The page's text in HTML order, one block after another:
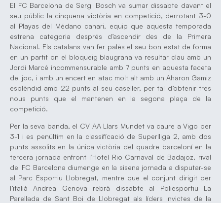
El FC Barcelona de Sergi Bosch va sumar dissabte davant el
seu públic la cinquena victòria en competició, derrotant 3-0
al Playas del Médano canari, equip que aquesta temporada
estrena categoria després d’ascendir des de la Primera
Nacional. Els catalans van fer palès el seu bon estat de forma
en un partit on el bloqueig blaugrana va resultar clau amb un
Jordi Marcé incommensurable amb 7 punts en aquesta faceta
del joc, i amb un encert en atac molt alt amb un Aharon Gamiz
esplèndid amb 22 punts al seu caseller, per tal d’obtenir tres
nous punts que el mantenen en la segona plaça de la
competició.
Per la seva banda, el CV AA Llars Mundet va caure a Vigo per
3-1 i es penúltim en la classificació de Superlliga 2, amb dos
punts assolits en la única victòria del quadre barceloní en la
tercera jornada enfront l’Hotel Rio Carnaval de Badajoz, rival
del FC Barcelona diumenge en la sisena jornada a disputar-se
al Parc Esportiu Llobregat, mentre que el conjunt dirigit per
l’italià Andrea Genova rebrà dissabte al Poliesportiu La
Parellada de Sant Boi de Llobregat als líders invictes de la